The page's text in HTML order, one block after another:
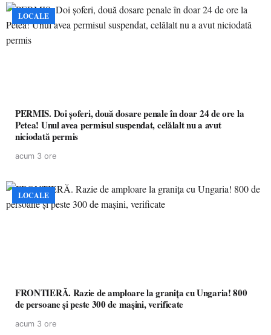
LOCALE
PERMIS. Doi șoferi, două dosare penale în doar 24 de ore la
Petea! Unul avea permisul suspendat, celălalt nu a avut
niciodată permis
acum 3 ore
LOCALE
FRONTIERĂ. Razie de amploare la granița cu Ungaria! 800
de persoane și peste 300 de mașini, verificate
acum 3 ore